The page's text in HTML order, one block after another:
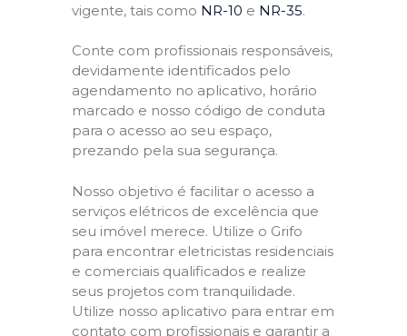
vigente, tais como NR-10 e NR-35.
Conte com profissionais responsáveis,
devidamente identificados pelo
agendamento no aplicativo, horário
marcado e nosso código de conduta
para o acesso ao seu espaço,
prezando pela sua segurança.
Nosso objetivo é facilitar o acesso a
serviços elétricos de excelência que
seu imóvel merece. Utilize o Grifo
para encontrar eletricistas residenciais
e comerciais qualificados e realize
seus projetos com tranquilidade.
Utilize nosso aplicativo para entrar em
contato com profissionais e garantir a